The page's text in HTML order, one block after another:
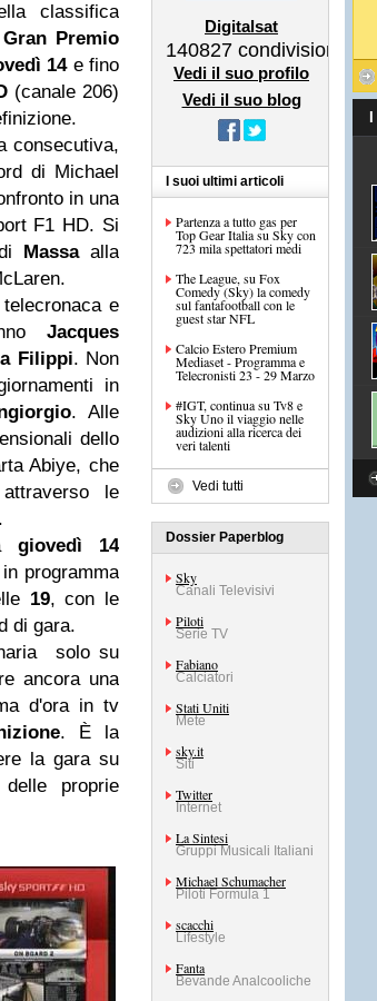
classifica
Gran Premio
14e fino
(canale 206)
consecutiva,
di Michael
in una
F1 HD. Si
Massaalla
e
Jacques
Filippi. Non
in
. Alle
dello
Abiye, che
le
giovedì 14
programma
19, con le
di gara.
solo su
ancora una
d'ora in tv
. È la
la gara su
proprie
Digitalsat
140827 condivisioni
Vedi il suo profilo
Vedi il suo blog
I suoi ultimi articoli
Partenza a tutto gas per
Top Gear Italia su Sky con
723 mila spettatori medi
The League, su Fox
Comedy (Sky) la comedy
sul fantafootball con le
guest star NFL
Calcio Estero Premium
Mediaset - Programma e
Telecronisti 23 - 29 Marzo
#IGT, continua su Tv8 e
Sky Uno il viaggio nelle
audizioni alla ricerca dei
veri talenti
Vedi tutti
Dossier Paperblog
Sky
Canali Televisivi
Piloti
Serie TV
Fabiano
Calciatori
Stati Uniti
Mete
sky.it
Siti
Twitter
Internet
La Sintesi
Gruppi Musicali Italiani
Michael Schumacher
Piloti Formula 1
scacchi
Lifestyle
Fanta
Bevande Analcooliche